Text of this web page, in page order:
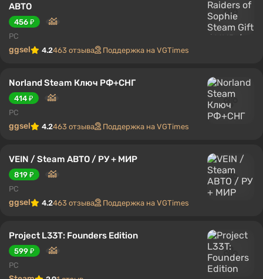
АВТО
456 ₽
PC
ggsel 4.2463 отзыва Поддержка на VGTimes
Norland Steam Ключ РФ+СНГ
414 ₽
PC
ggsel 4.2463 отзыва Поддержка на VGTimes
VEIN / Steam АВТО / РУ + МИР
819 ₽
PC
ggsel 4.2463 отзыва Поддержка на VGTimes
Project L33T: Founders Edition
599 ₽
PC